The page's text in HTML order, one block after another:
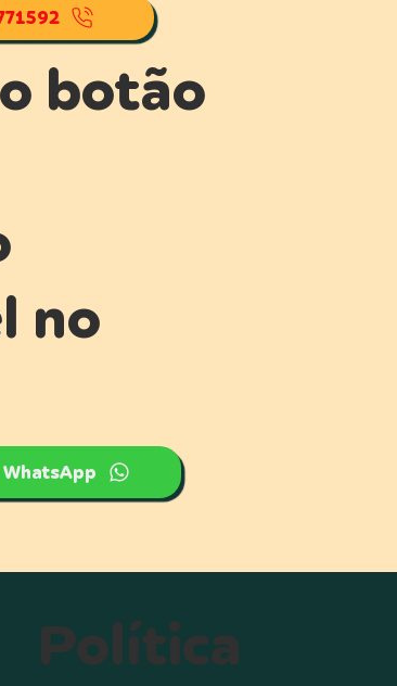
botão
no
WhatsApp
Política